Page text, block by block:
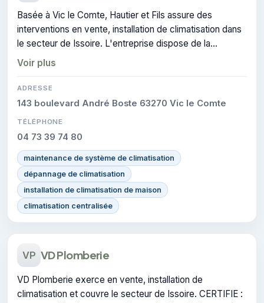
Basée à Vic le Comte, Hautier et Fils assure des
interventions en vente, installation de climatisation dans
le secteur de Issoire. L'entreprise dispose de la
certification CERTIFIE.
Voir plus
ADRESSE
143 boulevard André Boste 63270 Vic le Comte
TÉLÉPHONE
04 73 39 74 80
maintenance de système de climatisation
dépannage de climatisation
installation de climatisation de maison
climatisation centralisée
VP VD Plomberie
VD Plomberie exerce en vente, installation de
climatisation et couvre le secteur de Issoire. CERTIFIE :